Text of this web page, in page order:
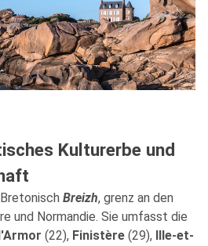
Kulturerbe und
Breizh, grenz an den
und Normandie. Sie umfasst die
(22), Finistère (29),
Ille-et-